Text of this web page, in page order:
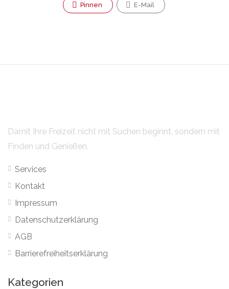
Pinnen E-Mail
Damit Ihre Freizeit nicht mit Suchen beginnt, sondern mit
Finden und Genießen.
Services
Kontakt
Impressum
Datenschutzerklärung
AGB
Barrierefreiheitserklärung
Kategorien